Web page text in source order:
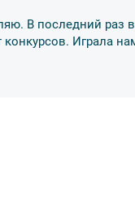
предоставляет
во время
или порчи
по решению
В последний раз
конкурсов. Играла